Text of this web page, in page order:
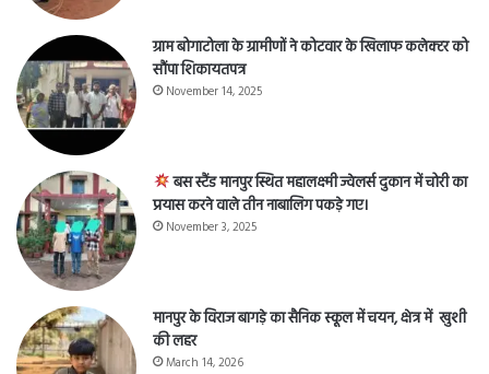
ग्राम बोगाटोला के ग्रामीणों ने कोटवार के खिलाफ कलेक्टर को
सौंपा शिकायतपत्र
November 14, 2025
बस स्टैंड मानपुर स्थित महालक्ष्मी ज्वेलर्स दुकान में चोरी का
प्रयास करने वाले तीन नाबालिग पकड़े गए।
November 3, 2025
मानपुर के विराज बागड़े का सैनिक स्कूल में चयन, क्षेत्र में खुशी
की लहर
March 14, 2026